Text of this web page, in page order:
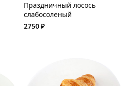
Праздничный лосось
слабосоленый
2750₽